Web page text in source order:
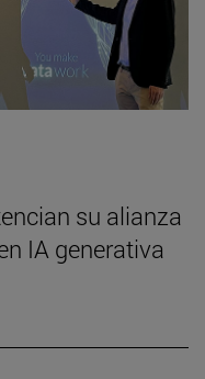
su alianza
IA generativa